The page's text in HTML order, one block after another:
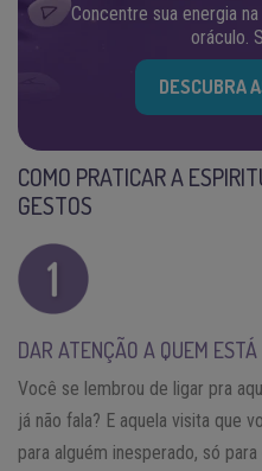
Concentre sua energia
oráculo.
DESCUBRA
COMO PRATICAR A
GESTOS
DAR ATENÇÃO A QUEM
Você se lembrou de ligar pra
já não fala? E aquela visita que
para alguém inesperado, só